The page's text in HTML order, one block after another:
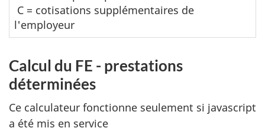
C = cotisations supplémentaires de
l'employeur
Calcul du FE - prestations
déterminées
Ce calculateur fonctionne seulement si javascript
a été mis en service